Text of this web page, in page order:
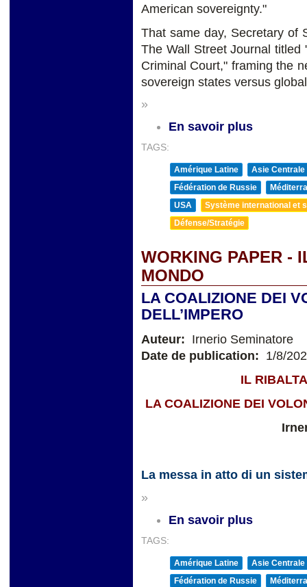
American sovereignty."
That same day, Secretary of
The Wall Street Journal titled
Criminal Court," framing the
sovereign states versus
»
En savoir plus
TAGS:
Amérique Latine
Asie Centrale
Fédération de Russie
USA
Système international et
Défense/Stratégie
WORKING PAPER -
MONDO
LA COALIZIONE DEI
DELL’IMPERO
Auteur: Irnerio Seminatore
Date de publication: 1/8/
IL
LA COALIZIONE DEI
La messa in atto di un
»
En savoir plus
TAGS:
Amérique Latine
Asie Centrale
Fédération de Russie